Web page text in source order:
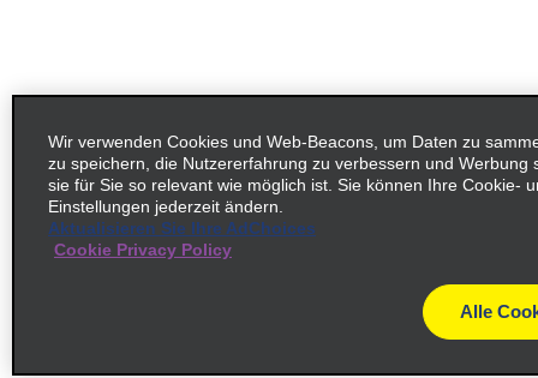
Wir verwenden Cookies und Web-Beacons, um Daten zu
zu speichern, die Nutzererfahrung zu verbessern und Werbung
sie für Sie so relevant wie möglich ist. Sie können Ihre Cookie-
Einstellungen jederzeit ändern.
Aktualisieren Sie Ihre AdChoices
Cookie Privacy Policy
Alle